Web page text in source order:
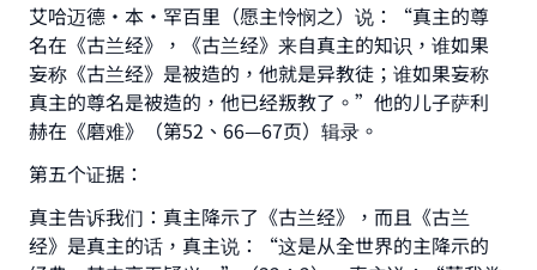
艾哈迈德·本·罕百里（愿主怜悯之）说：“真主的尊
名在《古兰经》，《古兰经》来自真主的知识，谁如果
妄称《古兰经》是被造的，他就是异教徒；谁如果妄称
真主的尊名是被造的，他已经叛教了。”他的儿子萨利
赫在《磨难》（第52、66—67页）辑录。
第五个证据：
真主告诉我们：真主降示了《古兰经》，而且《古兰
经》是真主的话，真主说：“这是从全世界的主降示的